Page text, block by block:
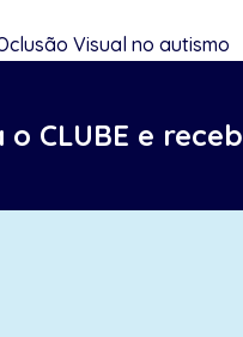
Visual no autismo
CLUBE e